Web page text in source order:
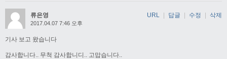
류은영
2017.04.07 7:46 오후
기사 보고 왔습니다
감사합니다.. 무척 감사합니디.. 고맙습니다..
URL 답글 수정 삭제